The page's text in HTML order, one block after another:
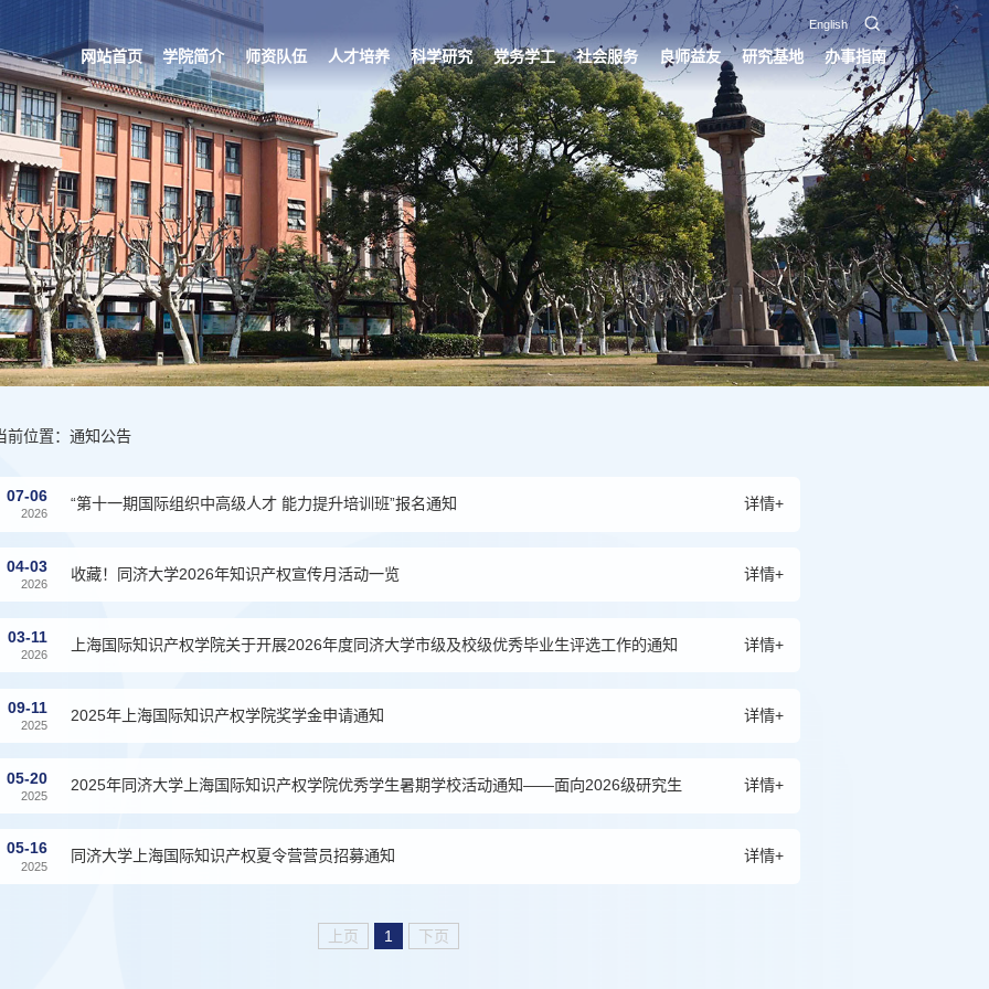
English
网站首页 学院简介 师资队伍 人才培养 科学研究 党务学工 社会服务 良师益友 研究基地 办事指南
前位置：通知公告
07-06
2026
“第十一期国际组织中高级人才 能力提升培训班”报名通知 详情+
04-03
2026
收藏！同济大学2026年知识产权宣传月活动一览 详情+
03-11
2026
上海国际知识产权学院关于开展2026年度同济大学市级及校级优秀毕业生评选工作的通知 详情+
09-11
2025
2025年上海国际知识产权学院奖学金申请通知 详情+
05-20
2025
2025年同济大学上海国际知识产权学院优秀学生暑期学校活动通知——面向2026级研究生 详情+
05-16
2025
同济大学上海国际知识产权夏令营营员招募通知 详情+
上页 1 下页